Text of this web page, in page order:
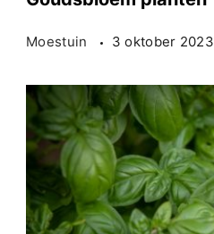
Moestuin 3 oktober 2023